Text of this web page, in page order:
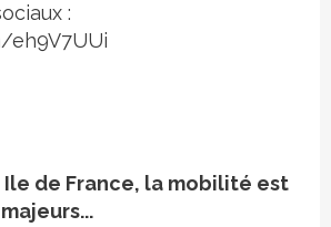
:
eh9V7UUi
Ile de France, la mobilité est